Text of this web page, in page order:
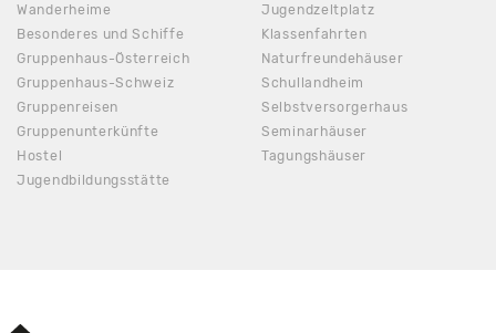
Wanderheime
Besonderes und Schiffe
Gruppenhaus-Österreich
Gruppenhaus-Schweiz
Gruppenreisen
Gruppenunterkünfte
Hostel
Jugendbildungsstätte
Jugendzeltplatz
Klassenfahrten
Naturfreundehäuser
Schullandheim
Selbstversorgerhaus
Seminarhäuser
Tagungshäuser